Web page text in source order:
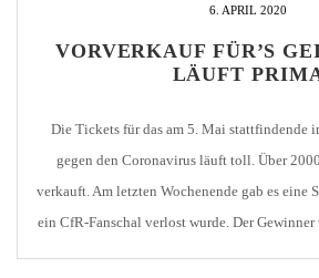
6. APRIL 2020
VORVERKAUF FÜR’S
LÄUFT
Die Tickets für das am 5. Mai stattfindende
gegen den Coronavirus läuft toll. Über
verkauft. Am letzten Wochenende gab es eine
ein CfR-Fanschal verlost wurde. Der